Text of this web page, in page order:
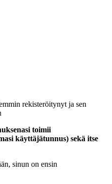
rekisteröitynyt ja sen
toimii
käyttäjätunnus) sekä itse
sinun on ensin